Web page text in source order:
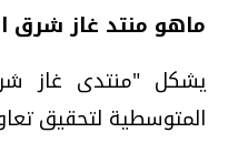
ماهو منتد غاز شرق
يشكل "منتدى غاز
المتوسطية لتحقيق